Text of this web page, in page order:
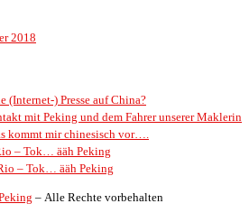
2018
(Internet-) Presse auf China?
mit Peking und dem Fahrer unserer Maklerin
kommt mir chinesisch vor….
– Tok… ääh Peking
– Tok… ääh Peking
– Alle Rechte vorbehalten